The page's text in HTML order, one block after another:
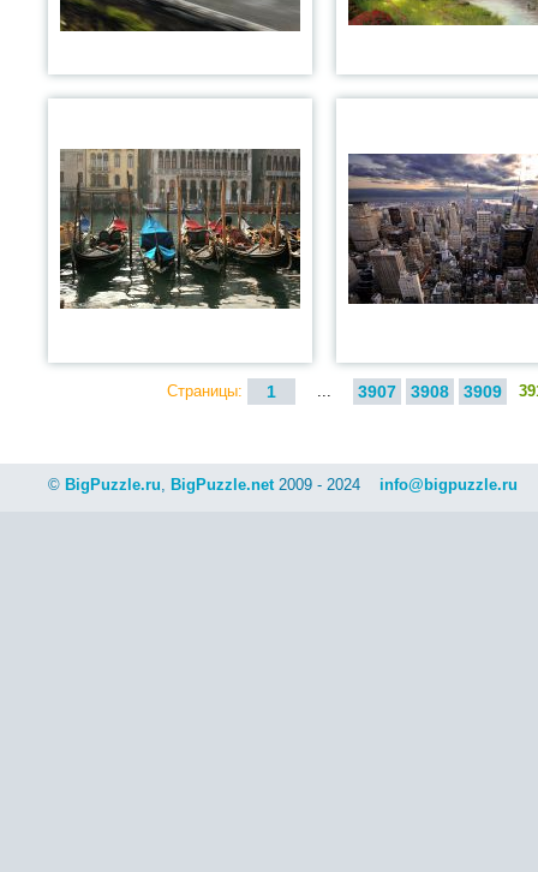
Страницы: 1 ... 3907 3908 3909
© BigPuzzle.ru, BigPuzzle.net2009 - 2024 info@bigpuzzle.ru